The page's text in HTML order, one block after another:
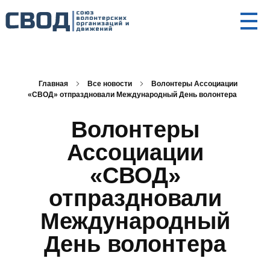
Главная Все новости
Волонтеры Ассоциации
«СВОД» отпраздновали Международный День волонтера
Волонтеры
Ассоциации
«СВОД»
отпраздновали
Международный
День волонтера